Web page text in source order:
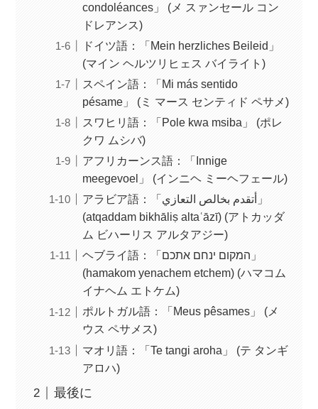
condoléances」 (メ スァンセール コン
ドレアンス)
ドイツ語：「Mein herzliches Beileid」
(マイン ヘルツリヒェス バイライト)
スペイン語：「Mi más sentido
pésame」 (ミ マース センティド ペサメ)
スワヒリ語：「Pole kwa msiba」 (ポレ
クワ ムシバ)
アフリカーンス語：「Innige
meegevoel」 (インニヘ ミーヘフェール)
アラビア語：「أتقدم بخالص التعازي」
(atqaddam bikhāliṣ altaʿāzī) (アトカッダ
ム ビハーリス アルタアジー)
ヘブライ語：「המקום ינחם אתכם」
(hamakom yenachem etchem) (ハマコム
イナヘム エトケム)
ポルトガル語：「Meus pêsames」 (メ
ウス ペサメス)
マオリ語：「Te tangi aroha」 (テ タンギ
アロハ)
最後に